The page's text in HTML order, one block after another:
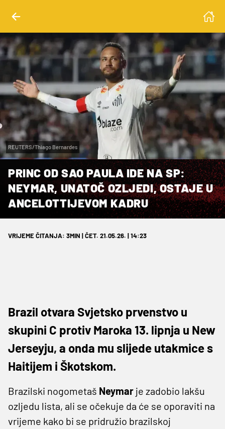
REUTERS/Thiago Bernardes
PRINC OD SAO PAULA IDE NA SP:
NEYMAR, UNATOČ OZLJEDI, OSTAJE U
ANCELOTTIJEVOM KADRU
VRIJEME ČITANJA: 3MIN | ČET. 21.05.26. | 14:23
Brazil otvara Svjetsko prvenstvo u
skupini C protiv Maroka 13. lipnja u New
Jerseyju, a onda mu slijede utakmice s
Haitijem i Škotskom.
Brazilski nogometaš Neymar je zadobio lakšu
ozljedu lista, ali se očekuje da će se oporaviti na
vrijeme kako bi se pridružio brazilskoj